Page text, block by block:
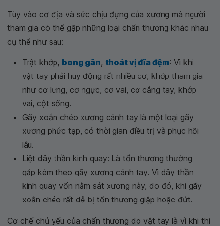
Tùy vào cơ địa và sức chịu đựng của xương mà người
tham gia có thể gặp những loại chấn thương khác nhau
cụ thể như sau:
Trật khớp, bong gân, thoát vị đĩa đệm: Vì khi
vật tay phải huy động rất nhiều cơ, khớp tham gia
như cơ lưng, cơ ngực, cơ vai, cơ cẳng tay, khớp
vai, cột sống.
Gãy xoắn chéo xương cánh tay là một loại gãy
xương phức tạp, có thời gian điều trị và phục hồi
lâu.
Liệt dây thần kinh quay: Là tổn thương thường
gặp kèm theo gãy xương cánh tay. Vì dây thần
kinh quay vốn nằm sát xương này, do đó, khi gãy
xoắn chéo rất dễ bị tổn thương giập hoặc đứt.
Cơ chế chủ yếu của chấn thương do vật tay là vì khi thi